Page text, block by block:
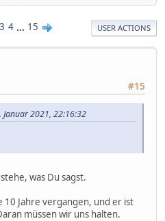
3 4 ... 15 USER ACTIONS
#15
2021, 22:16:32
was Du sagst.
10 Jahre vergangen, und er ist
müssen wir uns halten.